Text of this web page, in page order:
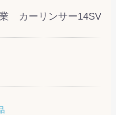
業 カーリンサー14SV